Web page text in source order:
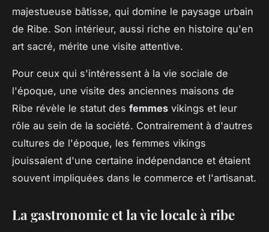
majestueuse bâtisse, qui domine le paysage urbain
de Ribe. Son intérieur, aussi riche en histoire qu'en
art sacré, mérite une visite attentive.
Pour ceux qui s'intéressent à la vie sociale de
l'époque, une visite des anciennes maisons de
Ribe révèle le statut des femmes vikings et leur
rôle au sein de la société. Contrairement à d'autres
cultures de l'époque, les femmes vikings
jouissaient d'une certaine indépendance et étaient
souvent impliquées dans le commerce et l'artisanat.
La gastronomie et la vie locale à ribe